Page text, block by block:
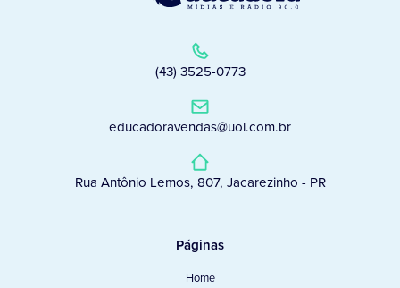
(43) 3525-0773
educadoravendas@uol.com.br
Rua Antônio Lemos, 807, Jacarezinho - PR
Páginas
Home